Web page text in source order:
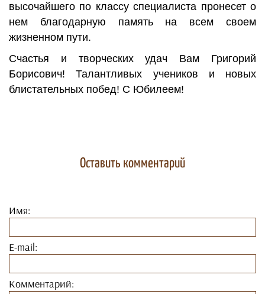
высочайшего по классу специалиста пронесет о
нем благодарную память на всем своем
жизненном пути.
Счастья и творческих удач Вам Григорий
Борисович! Талантливых учеников и новых
блистательных побед! С Юбилеем!
Оставить комментарий
Имя:
E-mail:
Комментарий: